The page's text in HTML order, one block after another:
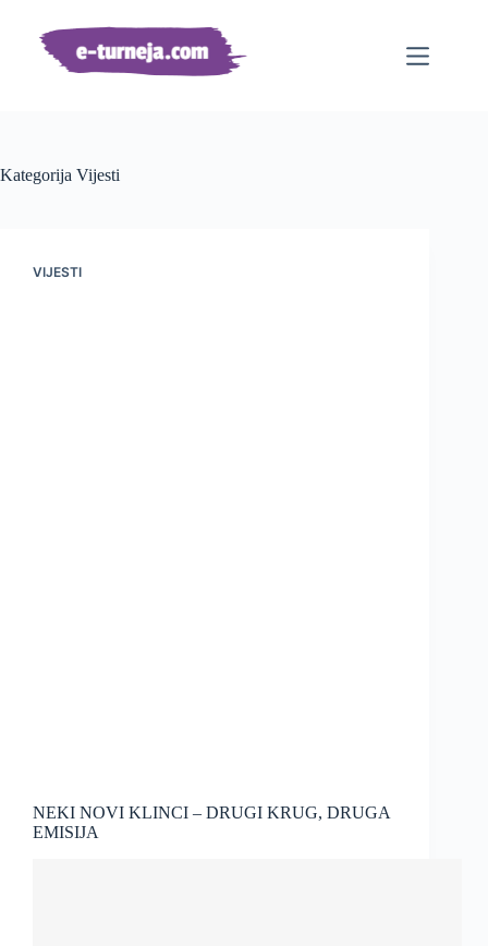
sadržaj
Kategorija Vijesti
VIJESTI
NEKI NOVI KLINCI – DRUGI KRUG, DRUGA
EMISIJA